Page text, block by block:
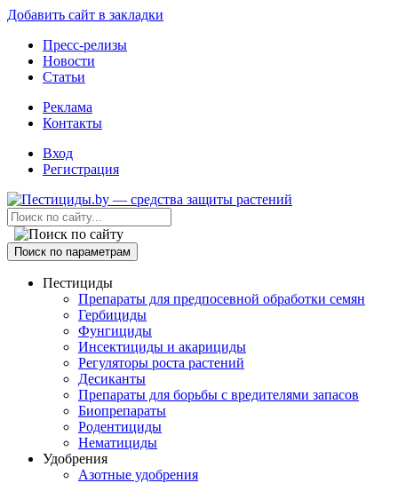
Добавить сайт в закладки
Пресс-релизы
Новости
Статьи
Реклама
Контакты
Вход
Регистрация
Поиск по параметрам
Пестициды
Препараты для предпосевной обработки семян
Гербициды
Фунгициды
Инсектициды и акарициды
Регуляторы роста растений
Десиканты
Препараты для борьбы с вредителями запасов
Биопрепараты
Родентициды
Нематициды
Удобрения
Азотные удобрения